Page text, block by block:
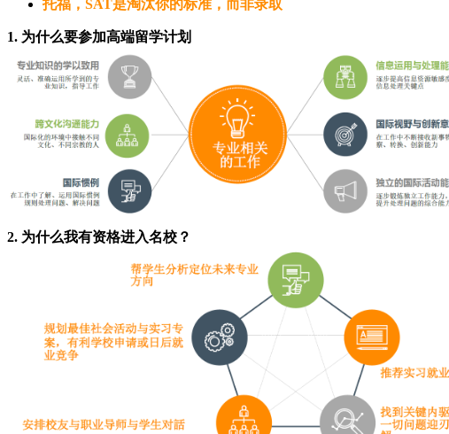
托福，SAT是淘汰你的标准，而非录取
1. 为什么要参加高端留学计划
2. 为什么我有资格进入名校？